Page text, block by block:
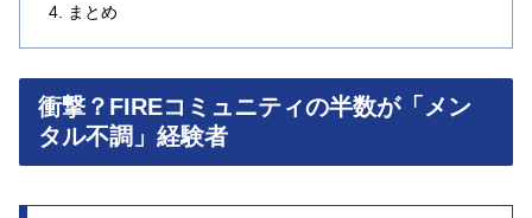
まとめ
衝撃？FIREコミュニティの半数が「メン
タル不調」経験者